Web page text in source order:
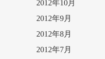
2012年10月
2012年9月
2012年8月
2012年7月